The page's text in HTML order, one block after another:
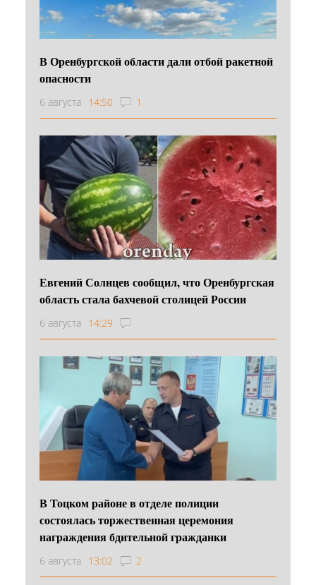
В Оренбургской области дали отбой ракетной
опасности
6 августа 14:50 1
Евгений Солнцев сообщил, что Оренбургская
область стала бахчевой столицей России
6 августа 14:29
В Тоцком районе в отделе полиции
состоялась торжественная церемония
награждения бдительной гражданки
6 августа 13:02 2